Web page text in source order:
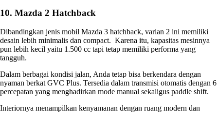
10. Mazda 2 Hatchback
Dibandingkan jenis mobil Mazda 3 hatchback, varian 2 ini memiliki
desain lebih minimalis dan compact. Karena itu, kapasitas mesinnya
pun lebih kecil yaitu 1.500 cc tapi tetap memiliki performa yang
tangguh.
Dalam berbagai kondisi jalan, Anda tetap bisa berkendara dengan
nyaman berkat GVC Plus. Tersedia dalam transmisi otomatis dengan 6
percepatan yang menghadirkan mode manual sekaligus paddle shift.
Interiornya menampilkan kenyamanan dengan ruang modern dan